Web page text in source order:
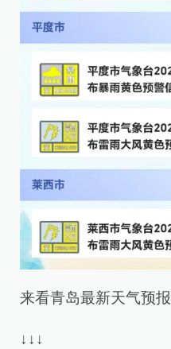
来看青岛最新天气预报
↓↓↓